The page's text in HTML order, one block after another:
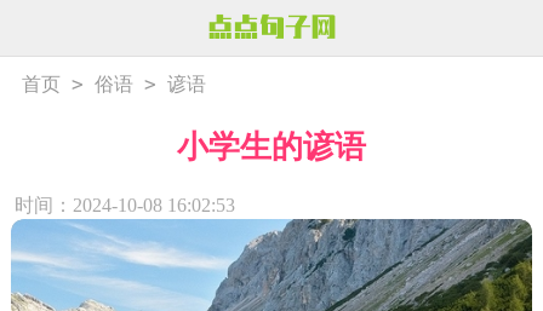
首页 > 俗语 > 谚语
小学生的谚语
时间：2024-10-08 16:02:53